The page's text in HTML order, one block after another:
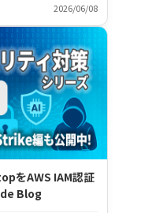
2026/06/08
をAWS IAM認証
Blog